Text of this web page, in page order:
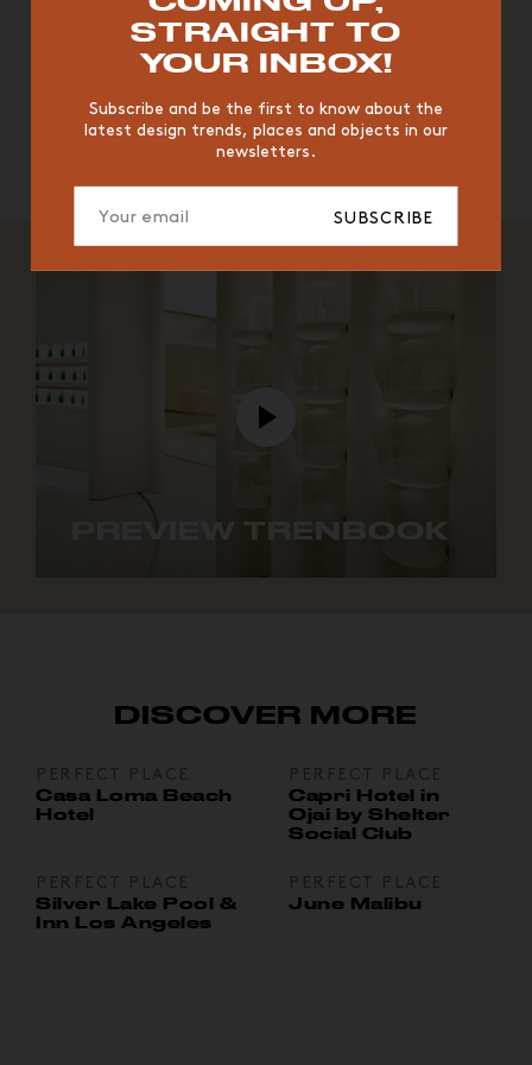
Our trendbook is now available in English,just here.
PREVIEW TRENBOOK
DISCOVER MORE
Casa Loma Beach
Hotel
Capri Hotel in
Ojai by Shelter
Social Club
Silver Lake Pool &
Inn Los Angeles
June Malibu
STRAIGHT TO
YOUR INBOX!
Subscribe and be the first to know about the
latest design trends, places and objects in our
newsletters.
SUBSCRIBE
WOOD CHAIR YELLOW
EDITIONS